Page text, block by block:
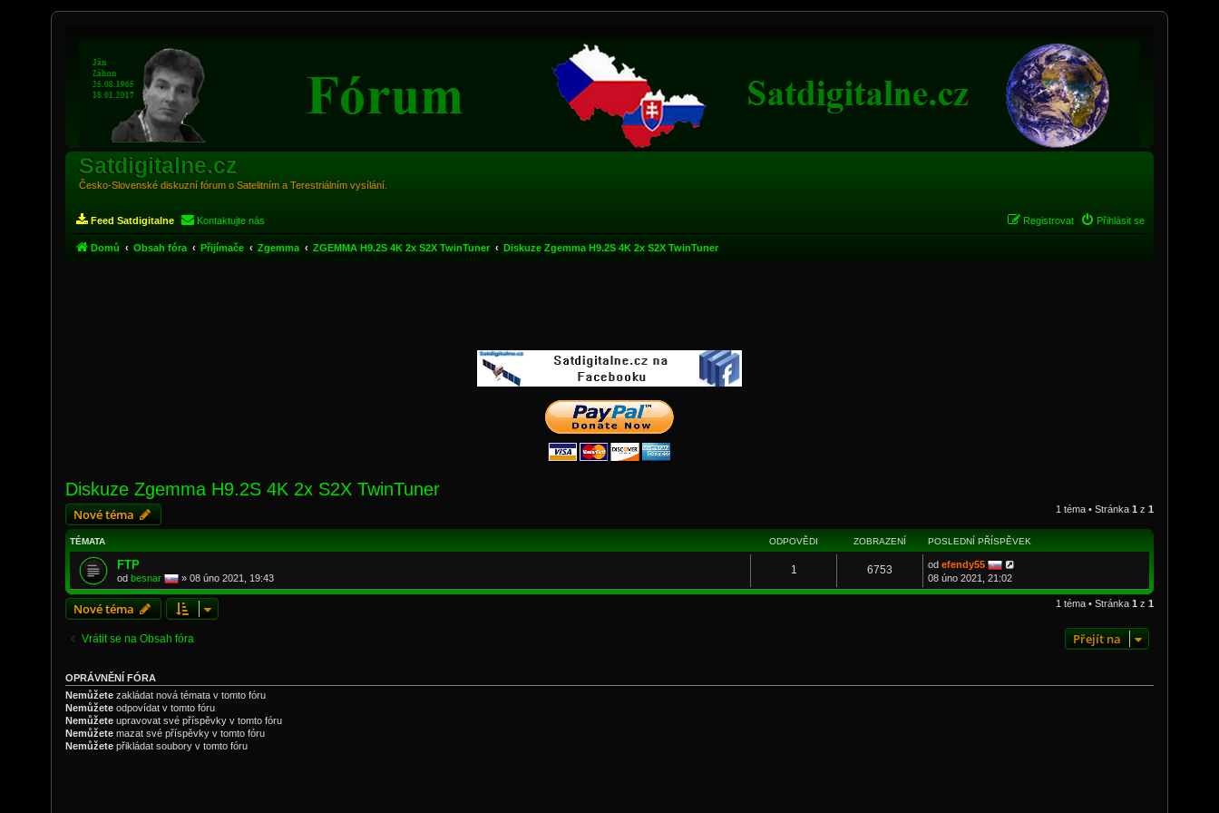
Satdigitalne.cz
Česko-Slovenské diskuzní fórum o Satelitním a Terestriálním vysílání.
Feed Satdigitalne Kontaktujte nás Přihlásit se
Registrovat
Domů Obsah fóra Přijímače Zgemma ZGEMMA H9.2S 4K 2x S2X TwinTuner Diskuze Zgemma H9.2S 4K 2x S2X TwinTuner
Diskuze Zgemma H9.2S 4K 2x S2X TwinTuner
Nové téma 1 téma • Stránka 1 z 1
TÉMATA ODPOVĚDI ZOBRAZENÍ POSLEDNÍ PŘÍSPĚVEK
FTP
od besnar » 08 úno 2021, 19:43
1 6753 od efendy55
08 úno 2021, 21:02
Nové téma 1 téma • Stránka 1 z 1
Vrátit se na Obsah fóra Přejít na
OPRÁVNĚNÍ FÓRA
Nemůžete zakládat nová témata v tomto fóru
Nemůžete odpovídat v tomto fóru
Nemůžete upravovat své příspěvky v tomto fóru
Nemůžete mazat své příspěvky v tomto fóru
Nemůžete přikládat soubory v tomto fóru